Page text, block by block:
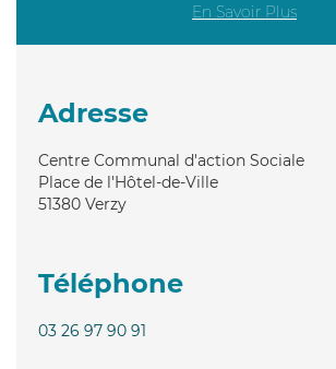
En Savoir Plus
Adresse
Centre Communal d'action Sociale
Place de l'Hôtel-de-Ville
51380 Verzy
Téléphone
03 26 97 90 91